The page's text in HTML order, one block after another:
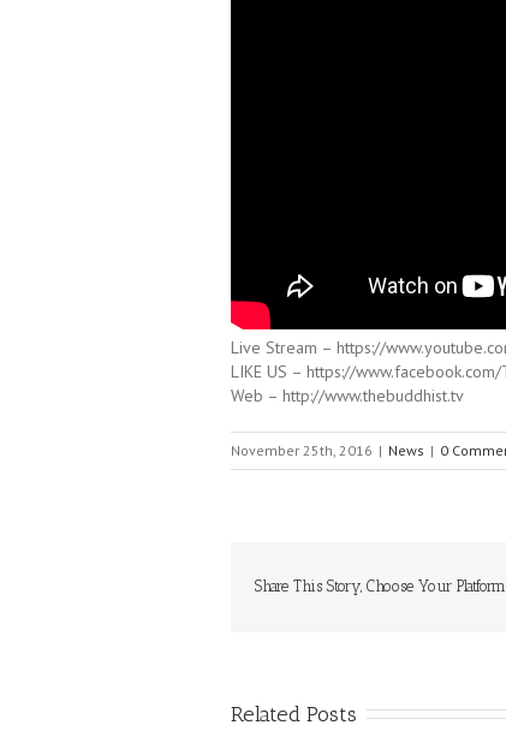
Live Stream – https://
LIKE US – https://
Web – http://www.thebuddhist.tv
November 25th, 2016 | News | 0
Share This Story, Choose Your
Related Posts